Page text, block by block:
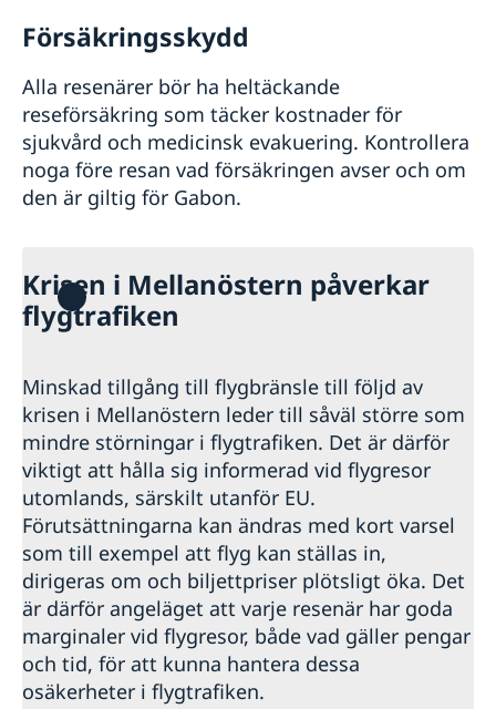
Försäkringsskydd
Alla resenärer bör ha heltäckande
reseförsäkring som täcker kostnader för
sjukvård och medicinsk evakuering. Kontrollera
noga före resan vad försäkringen avser och om
den är giltig för Gabon.
Krisen i Mellanöstern påverkar
flygtrafiken
Minskad tillgång till flygbränsle till följd av
krisen i Mellanöstern leder till såväl större som
mindre störningar i flygtrafiken. Det är därför
viktigt att hålla sig informerad vid flygresor
utomlands, särskilt utanför EU.
Förutsättningarna kan ändras med kort varsel
som till exempel att flyg kan ställas in,
dirigeras om och biljettpriser plötsligt öka. Det
är därför angeläget att varje resenär har goda
marginaler vid flygresor, både vad gäller pengar
och tid, för att kunna hantera dessa
osäkerheter i flygtrafiken.